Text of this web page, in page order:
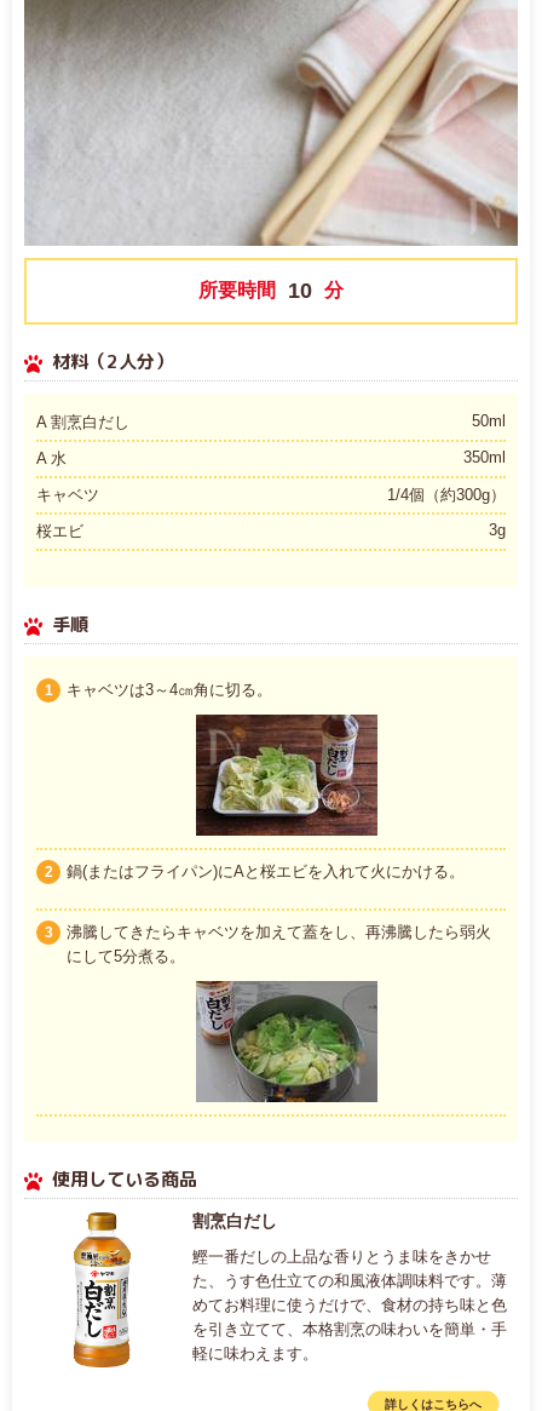
所要時間 10 分
材料（2人分）
A 割烹白だし 50ml
A 水 350ml
キャベツ
1/4個（約300g）
桜エビ
3g
手順
1 キャベツは3～4㎝角に切る。
2 鍋(またはフライパン)にAと桜エビを入れて火にかける。
3
沸騰してきたらキャベツを加えて蓋をし、再沸騰したら弱火
にして5分煮る。
使用している商品
割烹白だし
鰹一番だしの上品な香りとうま味をきかせ
た、うす色仕立ての和風液体調味料です。薄
めてお料理に使うだけで、食材の持ち味と色
を引き立てて、本格割烹の味わいを簡単・手
軽に味わえます。
詳しくはこちらへ